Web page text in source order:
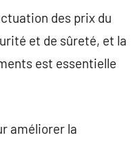
des prix du
et de sûreté, et la
est essentielle
améliorer la